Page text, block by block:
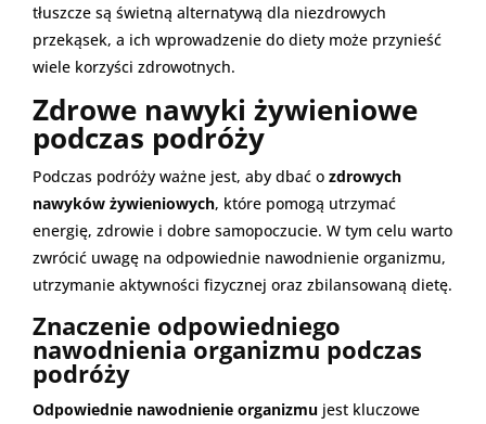
tłuszcze są świetną alternatywą dla niezdrowych
przekąsek, a ich wprowadzenie do diety może przynieść
wiele korzyści zdrowotnych.
Zdrowe nawyki żywieniowe
podczas podróży
Podczas podróży ważne jest, aby dbać o zdrowych
nawyków żywieniowych, które pomogą utrzymać
energię, zdrowie i dobre samopoczucie. W tym celu warto
zwrócić uwagę na odpowiednie nawodnienie organizmu,
utrzymanie aktywności fizycznej oraz zbilansowaną dietę.
Znaczenie odpowiedniego
nawodnienia organizmu podczas
podróży
Odpowiednie nawodnienie organizmu jest kluczowe